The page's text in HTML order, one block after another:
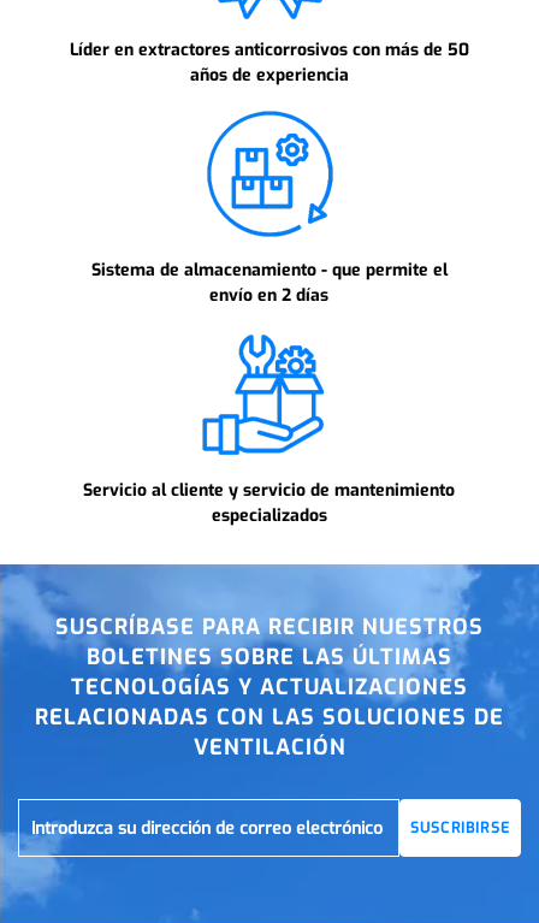
Líder en extractores anticorrosivos con más de 50
años de experiencia
Sistema de almacenamiento - que permite el
envío en 2 días
Servicio al cliente y servicio de mantenimiento
especializados
SUSCRÍBASE PARA RECIBIR NUESTROS
BOLETINES SOBRE LAS ÚLTIMAS
TECNOLOGÍAS Y ACTUALIZACIONES
RELACIONADAS CON LAS SOLUCIONES DE
VENTILACIÓN
SUSCRIBIRSE